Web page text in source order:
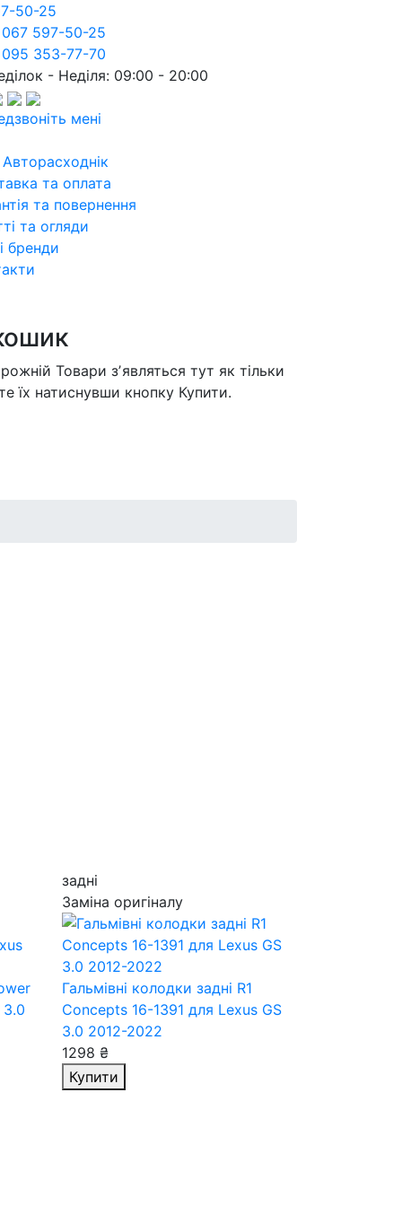
50-25
597-50-25
353-77-70
- Неділя: 09:00 - 20:00
мені
та оплата
та повернення
та огляди
бренди
Товари зʼявляться тут як тільки
їх натиснувши кнопку Купити.
3.0
задні
Заміна оригіналу
Гальмівні колодки задні R1
Concepts 16-1391 для Lexus GS
3.0 2012-2022
1298 ₴
Купити